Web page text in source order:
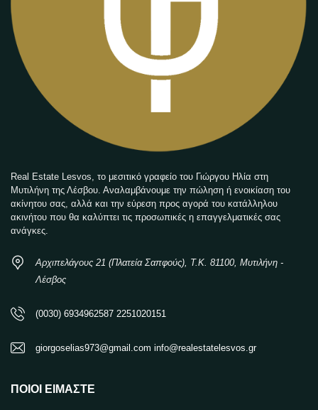
Real Estate Lesvos, το μεσιτικό γραφείο του Γιώργου Ηλία στη
Μυτιλήνη της Λέσβου. Αναλαμβάνουμε την πώληση ή ενοικίαση του
ακίνητου σας, αλλά και την εύρεση προς αγορά του κατάλληλου
ακινήτου που θα καλύπτει τις προσωπικές η επαγγελματικές σας
ανάγκες.
Αρχιπελάγους 21 (Πλατεία Σαπφούς), Τ.Κ. 81100, Μυτιλήνη -
Λέσβος
(0030) 6934962587 2251020151
giorgoselias973@gmail.com info@realestatelesvos.gr
ΠΟΙΟΙ ΕΊΜΑΣΤΕ